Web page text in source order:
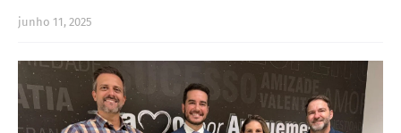
junho 11, 2025